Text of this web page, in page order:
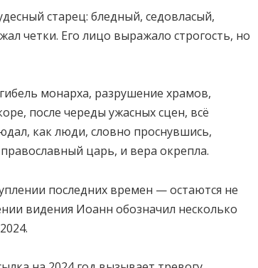
старец: бледный, седовласый,
четки. Его лицо выражало строгость, но
монарха, разрушение храмов,
после череды ужасных сцен, всё
как люди, словно проснувшись,
царь, и вера окрепла.
последних времен — остаются не
видения Иоанн обозначил несколько